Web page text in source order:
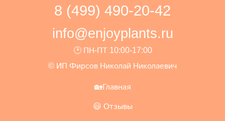
8 (499) 490-20-42
info@enjoyplants.ru
🕑 ПН-ПТ 10:00-17:00
© ИП Фирсов Николай Николаевич
🏡Главная
😃 Отзывы